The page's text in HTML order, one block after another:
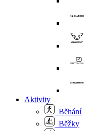
Aktivity
Běhání
Běžky